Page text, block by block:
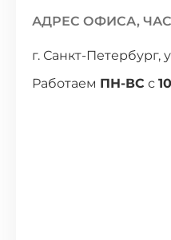
АДРЕС ОФИСА,
г. Санкт-Петербург,
Работаем ПН-ВС с